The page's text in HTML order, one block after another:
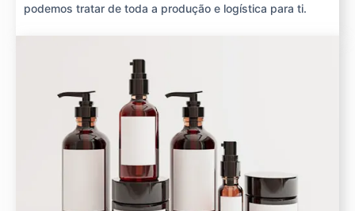
podemos tratar de toda a produção e logística para ti.